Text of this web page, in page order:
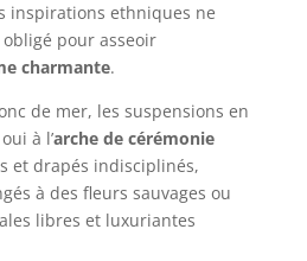
inspirations ethniques ne
pour asseoir
charmante.
de mer, les suspensions en
à l’arche de cérémonie
et drapés indisciplinés,
à des fleurs sauvages ou
libres et luxuriantes